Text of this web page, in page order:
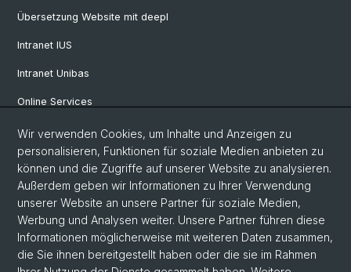
Übersetzung Website mit deepl
Intranet IUS
Intranet Unibas
Online Services
Social Media
Instagram
LinkedIn
Wir verwenden Cookies, um Inhalte und Anzeigen zu
personalisieren, Funktionen für soziale Medien anbieten zu
können und die Zugriffe auf unserer Website zu analysieren.
Außerdem geben wir Informationen zu Ihrer Verwendung
unserer Website an unsere Partner für soziale Medien,
Werbung und Analysen weiter. Unsere Partner führen diese
Informationen möglicherweise mit weiteren Daten zusammen,
die Sie ihnen bereitgestellt haben oder die sie im Rahmen